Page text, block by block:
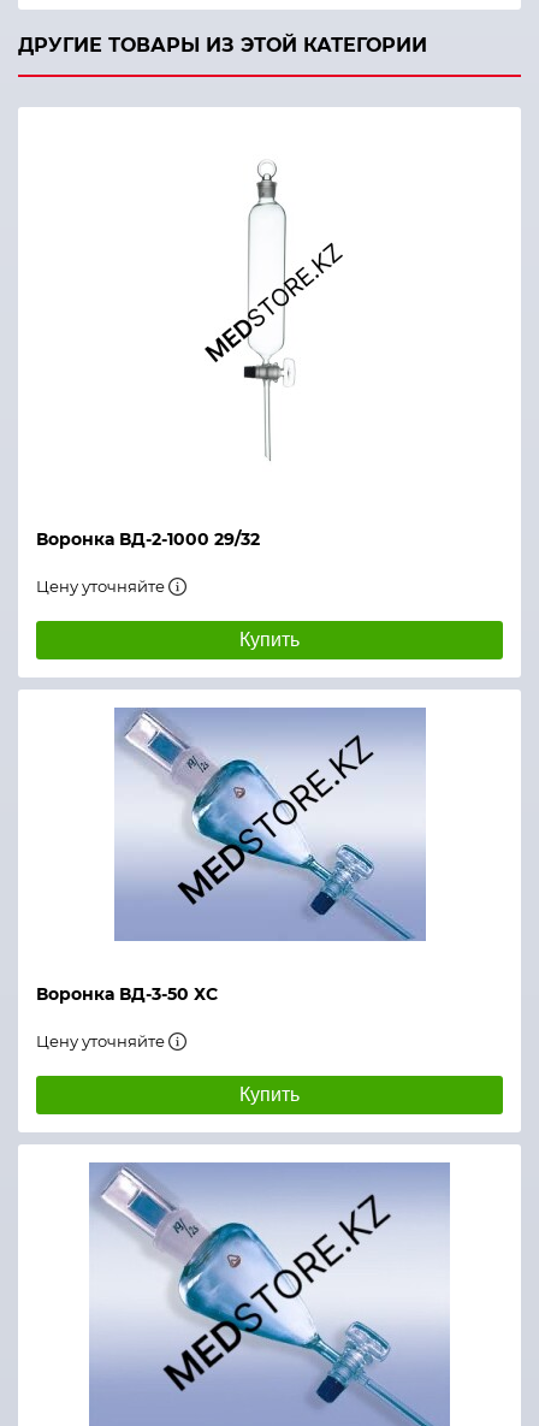
В-36-50 36 7
50
ДРУГИЕ ТОВАРЫ ИЗ ЭТОЙ КАТЕГОРИИ
Воронка ВД-2-1000 29/32
Цену уточняйте
Купить
Воронка ВД-3-50 ХС
Цену уточняйте
Купить